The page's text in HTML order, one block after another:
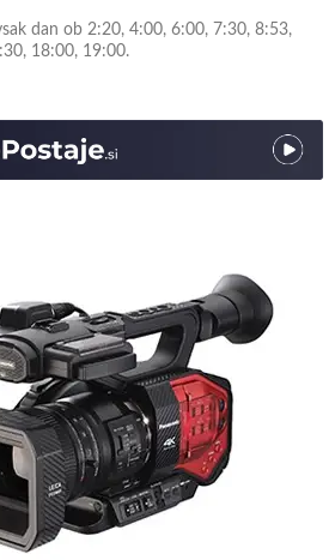
dan ob 2:20, 4:00, 6:00, 7:30, 8:53,
18:00, 19:00.